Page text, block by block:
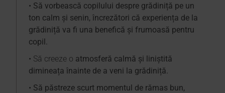
• Să vorbească copilului despre grădiniță pe un
ton calm şi senin, încrezători că experiența de la
grădiniță va fi una benefică şi frumoasă pentru
copil.
• Să creeze o atmosferă calmă și liniștită
dimineața înainte de a veni la grădiniță.
• Să păstreze scurt momentul de rămas bun,